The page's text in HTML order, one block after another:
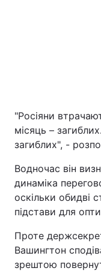
"Росіяни
місяць –
загиблих", -
Водночас він
динаміка
оскільки
підстави для
Проте
Вашингтон
зрештою